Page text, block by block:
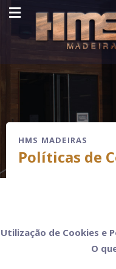
HMS MADEIRAS
Políticas de
Utilização de Cookies e
O